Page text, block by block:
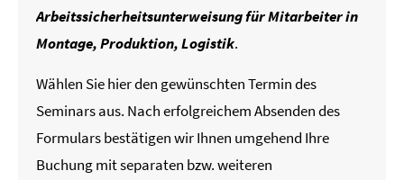
Arbeitssicherheitsunterweisung für Mitarbeiter in
Montage, Produktion, Logistik.
Wählen Sie hier den gewünschten Termin des
Seminars aus. Nach erfolgreichem Absenden des
Formulars bestätigen wir Ihnen umgehend Ihre
Buchung mit separaten bzw. weiteren